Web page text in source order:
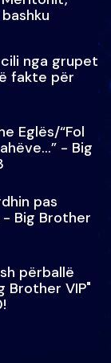
nga grupet
fakte për
Eglës/“Fol
- Big
pas
Big Brother
përballë
Brother VIP"